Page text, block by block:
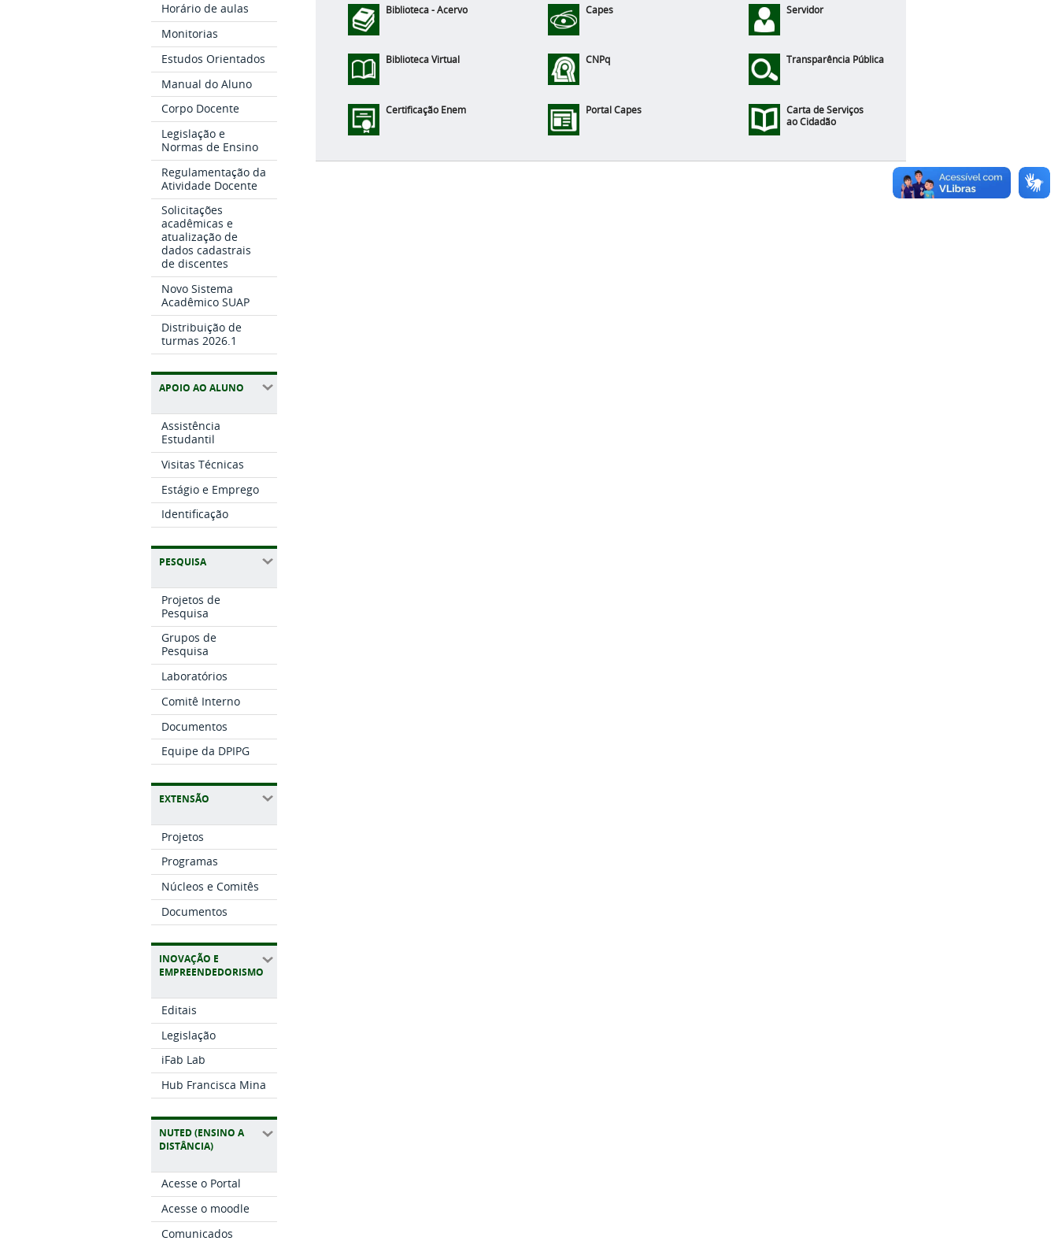
Horário de aulas
Monitorias
Estudos Orientados
Manual do Aluno
Corpo Docente
Legislação e
Normas de Ensino
Regulamentação da
Atividade Docente
Solicitações
acadêmicas e
atualização de
dados cadastrais
de discentes
Novo Sistema
Acadêmico SUAP
Distribuição de
turmas 2026.1
APOIO AO ALUNO
Assistência
Estudantil
Visitas Técnicas
Estágio e Emprego
Identificação
PESQUISA
Projetos de
Pesquisa
Grupos de
Pesquisa
Laboratórios
Comitê Interno
Documentos
Equipe da DPIPG
EXTENSÃO
Projetos
Programas
Núcleos e Comitês
Documentos
INOVAÇÃO E
EMPREENDEDORISMO
Editais
Legislação
iFab Lab
Hub Francisca Mina
NUTED (ENSINO A
DISTÂNCIA)
Acesse o Portal
Acesse o moodle
Comunicados
Biblioteca - Acervo
Biblioteca Virtual
Certificação Enem
Capes
CNPq
Portal Capes
Servidor
Transparência Pública
Carta de Serviços
ao Cidadão